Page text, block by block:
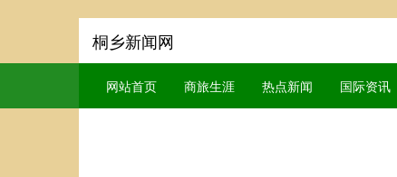
桐乡新闻网
网站首页 商旅生涯 热点新闻 国际资讯